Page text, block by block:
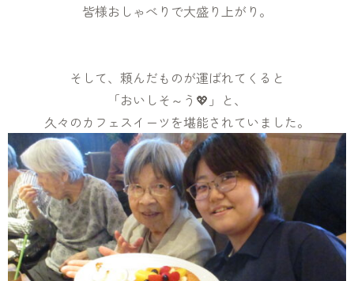
皆様おしゃべりで大盛り上がり。
そして、頼んだものが運ばれてくると
「おいしそ～う💖」と、
久々のカフェスイーツを堪能されていました。